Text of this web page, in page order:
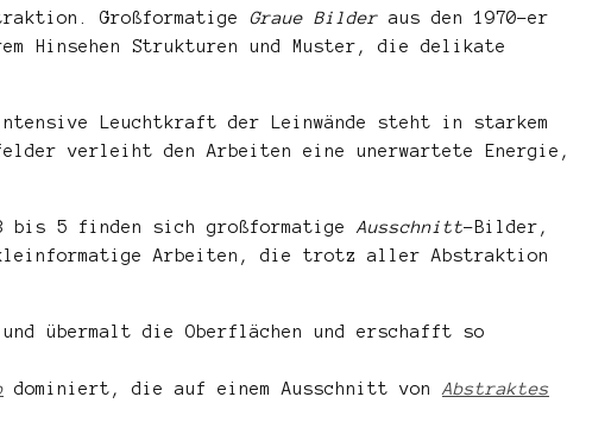
Großformatige Graue Bilder aus den 1970-er
Hinsehen Strukturen und Muster, die delikate
Leuchtkraft der Leinwände steht in starkem
verleiht den Arbeiten eine unerwartete Energie,
bis 5 finden sich großformatige Ausschnitt-Bilder,
kleinformatige Arbeiten, die trotz aller Abstraktion
übermalt die Oberflächen und erschafft so
dominiert, die auf einem Ausschnitt von Abstraktes